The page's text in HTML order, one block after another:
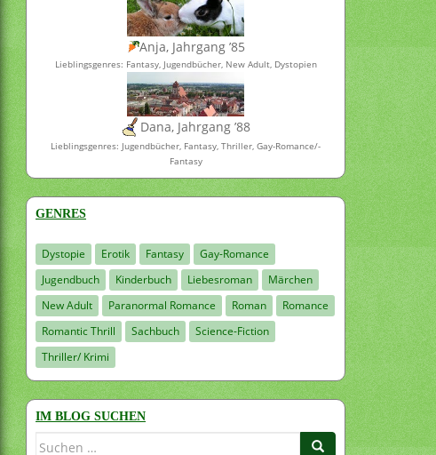
Anja, Jahrgang ’85
Lieblingsgenres: Fantasy, Jugendbücher, New Adult, Dystopien
Dana, Jahrgang ’88
Lieblingsgenres: Jugendbücher, Fantasy, Thriller, Gay-Romance/-
Fantasy
GENRES
Dystopie Erotik Fantasy
Gay-Romance
Jugendbuch
Kinderbuch Liebesroman
Märchen
New Adult
Paranormal Romance Roman
Romance
Romantic Thrill
Sachbuch
Science-Fiction
Thriller/ Krimi
IM BLOG SUCHEN
Suchen